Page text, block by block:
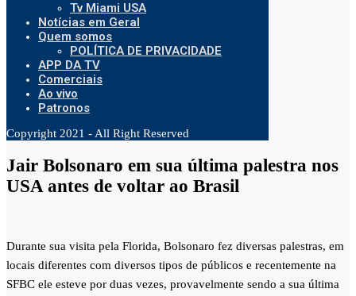
Tv Miami USA
Notícias em Geral
Quem somos
POLÍTICA DE PRIVACIDADE
APP DA TV
Comerciais
Ao vivo
Patronos
Copyright 2021 - All Right Reserved
Jair Bolsonaro em sua última palestra nos
USA antes de voltar ao Brasil
Durante sua visita pela Florida, Bolsonaro fez diversas palestras, em
locais diferentes com diversos tipos de públicos e recentemente na
SFBC ele esteve por duas vezes, provavelmente sendo a sua última